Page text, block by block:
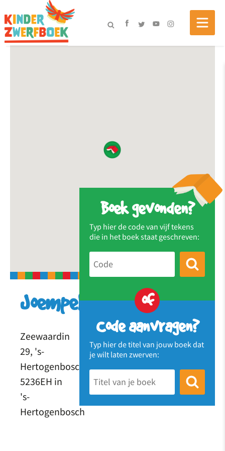
Boek gevonden?
Typ hier de code van vijf tekens
die in het boek staat geschreven:
of
Code aanvragen?
Typ hier de titel van jouw boek dat
je wilt laten zwerven:
Joempel
Zeewaardin
29, 's-
Hertogenbosch
5236EH in
's-
Hertogenbosch